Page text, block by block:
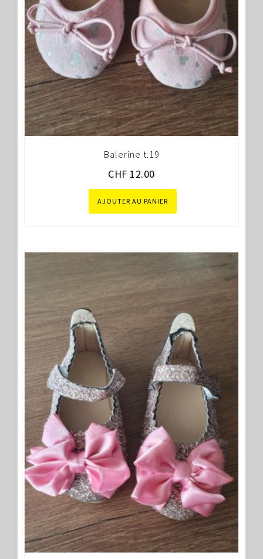
Balerine t.19
CHF 12.00
AJOUTER AU PANIER